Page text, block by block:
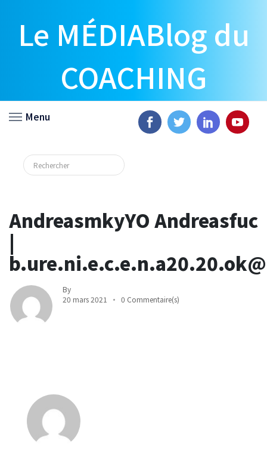
Le MÉDIABlog du
COACHING
Menu
AndreasmkyYO Andreasfuc
|
By
20 mars 2021
0 Commentaire(s)